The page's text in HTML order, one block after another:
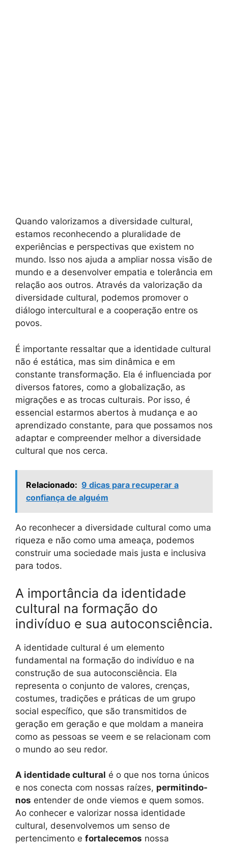
Quando valorizamos a diversidade cultural,
estamos reconhecendo a pluralidade de
experiências e perspectivas que existem no
mundo. Isso nos ajuda a ampliar nossa visão de
mundo e a desenvolver empatia e tolerância em
relação aos outros. Através da valorização da
diversidade cultural, podemos promover o
diálogo intercultural e a cooperação entre os
povos.
É importante ressaltar que a identidade cultural
não é estática, mas sim dinâmica e em
constante transformação. Ela é influenciada por
diversos fatores, como a globalização, as
migrações e as trocas culturais. Por isso, é
essencial estarmos abertos à mudança e ao
aprendizado constante, para que possamos nos
adaptar e compreender melhor a diversidade
cultural que nos cerca.
Relacionado: 9 dicas para recuperar a
confiança de alguém
Ao reconhecer a diversidade cultural como uma
riqueza e não como uma ameaça, podemos
construir uma sociedade mais justa e inclusiva
para todos.
A importância da identidade
cultural na formação do
indivíduo e sua autoconsciência.
A identidade cultural é um elemento
fundamental na formação do indivíduo e na
construção de sua autoconsciência. Ela
representa o conjunto de valores, crenças,
costumes, tradições e práticas de um grupo
social específico, que são transmitidos de
geração em geração e que moldam a maneira
como as pessoas se veem e se relacionam com
o mundo ao seu redor.
A identidade cultural é o que nos torna únicos
e nos conecta com nossas raízes, permitindo-
nos entender de onde viemos e quem somos.
Ao conhecer e valorizar nossa identidade
cultural, desenvolvemos um senso de
pertencimento e fortalecemos nossa